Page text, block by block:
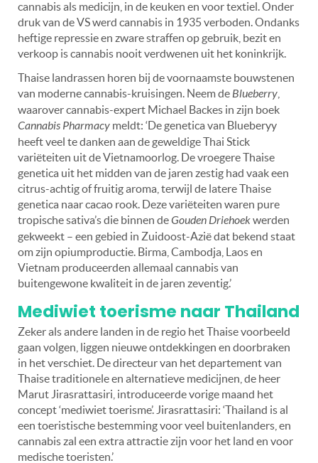
cannabis als medicijn, in de keuken en voor textiel. Onder
druk van de VS werd cannabis in 1935 verboden. Ondanks
heftige repressie en zware straffen op gebruik, bezit en
verkoop is cannabis nooit verdwenen uit het koninkrijk.
Thaise landrassen horen bij de voornaamste bouwstenen
van moderne cannabis-kruisingen. Neem de Blueberry
waarover cannabis-expert Michael Backes in zijn boek
Cannabis Pharmacy meldt: ‘De genetica van Blueberyy
heeft veel te danken aan de geweldige Thai Stick
variëteiten uit de Vietnamoorlog. De vroegere Thaise
genetica uit het midden van de jaren zestig had vaak een
citrus-achtig of fruitig aroma, terwijl de latere Thaise
genetica naar cacao rook. Deze variëteiten waren pure
tropische sativa’s die binnen deGouden Driehoekwerden
gekweekt – een gebied in Zuidoost-Azië dat bekend staat
om zijn opiumproductie. Birma, Cambodja, Laos en
Vietnam produceerden allemaal cannabis van
buitengewone kwaliteit in de jaren zeventig.’
Mediwiet toerisme naar Thailand
Zeker als andere landen in de regio het Thaise voorbeeld
gaan volgen, liggen nieuwe ontdekkingen en doorbraken
in het verschiet. De directeur van het departement van
Thaise traditionele en alternatieve medicijnen, de heer
Marut Jirasrattasiri, introduceerde vorige maand het
concept ‘mediwiet toerisme’. Jirasrattasiri: ‘Thailand is al
een toeristische bestemming voor veel buitenlanders, en
cannabis zal een extra attractie zijn voor het land en voor
medische toeristen.’